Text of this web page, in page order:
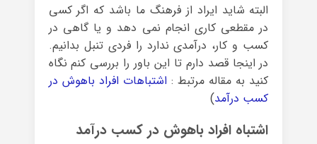
البته شاید ایراد از فرهنگ ما باشد که اگر کسی
در مقطعی کاری انجام نمی دهد و یا گاهی در
کسب و کار، درآمدی ندارد را فردی تنبل بدانیم.
در اینجا قصد دارم تا این باور را بررسی کنم نگاه
کنید به مقاله مرتبط : اشتباهات افراد باهوش در
کسب درآمد)
اشتباه افراد باهوش در کسب درآمد